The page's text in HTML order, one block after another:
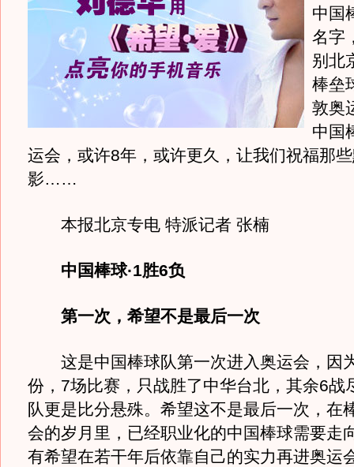
中国
名字
别北
棒垒
敦奥
中国
运会，或许8年，或许更久，让我们祝福那
影……
本报北京专电 特派记者 张楠
中国棒球·1胜6负
第一次，希望不是最后一次
这是中国棒球队第一次进入奥运会，因
份，7场比赛，只战胜了中华台北，其余6战
队更是比分悬殊。希望这不是最后一次，在
会的岁月里，已经职业化的中国棒球需要走
有希望在若干年后依靠自己的实力再进奥运